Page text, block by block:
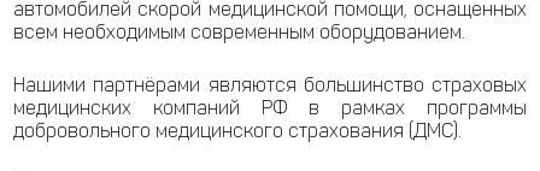
автомобилей скорой медицинской помощи, оснащенных
всем необходимым современным оборудованием.
Нашими партнёрами являются большинство страховых
медицинских компаний РФ в рамках программы
добровольного медицинского страхования (ДМС).